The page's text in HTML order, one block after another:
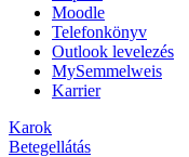
Moodle
Telefonkönyv
Outlook levelezés
MySemmelweis
Karrier
Karok
Betegellátás